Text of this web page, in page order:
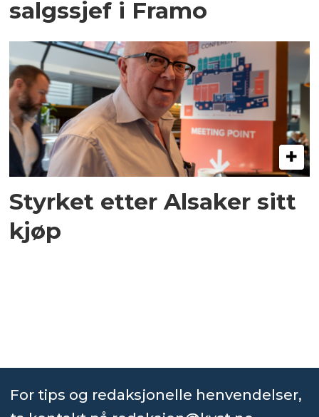
salgssjef i Framo
Styrket etter Alsaker sitt
kjøp
For tips og redaksjonelle henvendelser,